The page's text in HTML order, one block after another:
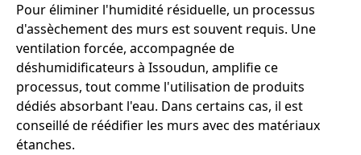
Pour éliminer l'humidité résiduelle, un processus
d'assèchement des murs est souvent requis. Une
ventilation forcée, accompagnée de
déshumidificateurs à Issoudun, amplifie ce
processus, tout comme l'utilisation de produits
dédiés absorbant l'eau. Dans certains cas, il est
conseillé de réédifier les murs avec des matériaux
étanches.